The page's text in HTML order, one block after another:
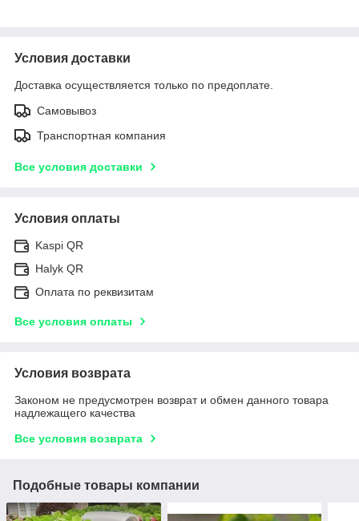
Условия доставки
Доставка осуществляется только по предоплате.
Самовывоз
Транспортная компания
Все условия доставки
Условия оплаты
Kaspi QR
Halyk QR
Оплата по реквизитам
Все условия оплаты
Условия возврата
Законом не предусмотрен возврат и обмен данного товара
надлежащего качества
Все условия возврата
Подобные товары компании